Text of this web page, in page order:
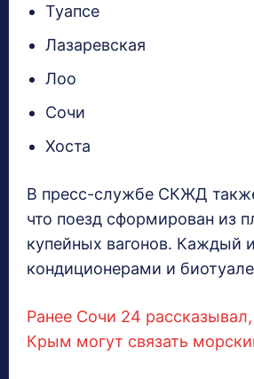
Туапсе
Лазаревская
Лоо
Сочи
Хоста
В пресс-службе СКЖД
что поезд сформирован из
купейных вагонов. Каждый
кондиционерами и
Ранее Сочи 24
Крым могут связать